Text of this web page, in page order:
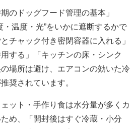
のドッグフード管理の基本」
・温度・光”をいかに遮断するかで
チャック付き密閉容器に入れる」
する」「キッチンの床・シンク
場所は避け、エアコンの効いた冷
奨されています。
ット・手作り食は水分量が多くカ
め、「開封後はすぐ冷蔵・小分